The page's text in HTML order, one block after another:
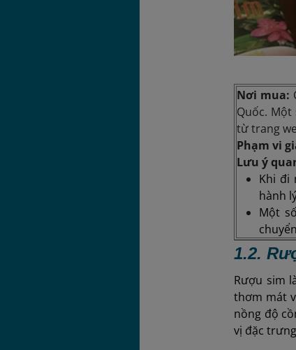
Nơi mua:
Quốc.
từ trang
Phạm vi
Lưu ý
Khi đi
hành
Một
1.2.
Rượu sim
thơm mát
nồng độ
vị đặc